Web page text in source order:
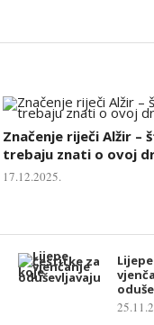
Značenje riječi Alžir –
trebaju znati o ovoj
17.12.2025.